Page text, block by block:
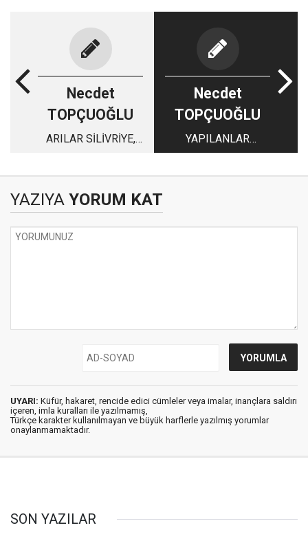
Necdet
TOPÇUOĞLU
ARILAR SİLİVRİYE,
Necdet
TOPÇUOĞLU
YAPILANLAR
ALÇAKLIK DEĞİL
YAZIYA YORUM KAT
UYARI: Küfür, hakaret, rencide edici cümleler veya imalar, inançlara saldırı
içeren, imla kuralları ile yazılmamış,
Türkçe karakter kullanılmayan ve büyük harflerle yazılmış yorumlar
onaylanmamaktadır.
SON YAZILAR